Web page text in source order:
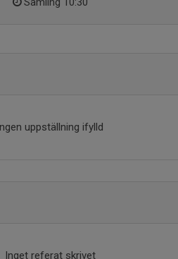
uppställning ifylld
Inget referat skrivet